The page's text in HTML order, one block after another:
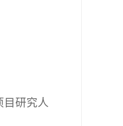
研究人